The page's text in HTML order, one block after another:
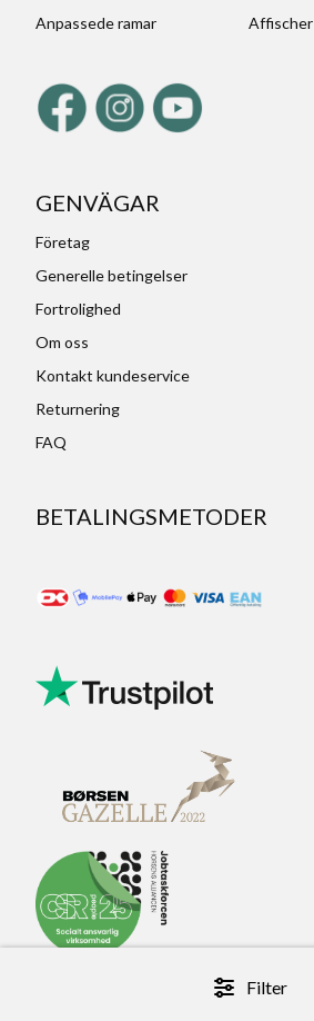
Filter
Anpassede ramar
Affischer
GENVÄGAR
Företag
Generelle betingelser
Fortrolighed
Om oss
Kontakt kundeservice
Returnering
FAQ
BETALINGSMETODER